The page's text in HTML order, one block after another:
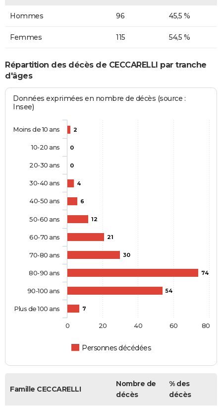
Hommes 96 45,5 %
Femmes 115 54,5 %
Répartition des décès de CECCARELLI par tranche
d'âges
Données exprimées en nombre de décès (source :
Insee)
2
0
0
4
6
12
21
30
74
54
7
Personnes décédées
Moins de 10 ans
10-20 ans
20-30 ans
30-40 ans
40-50 ans
50-60 ans
60-70 ans
70-80 ans
80-90 ans
90-100 ans
Plus de 100 ans
0 20 40 60 80
Famille CECCARELLI
Nombre de
décès
% des
décès